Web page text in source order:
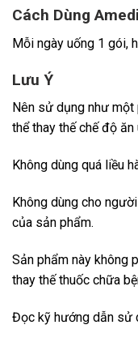
Cách Dùng
Mỗi ngày uống 1 gói,
Lưu Ý
Nên sử dụng như
thể thay thế chế độ
Không dùng quá liều
Không dùng cho
của sản phẩm.
Sản phẩm này không
thay thế thuốc chữa
Đọc kỹ hướng dẫn sử